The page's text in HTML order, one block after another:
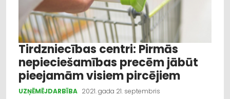
Tirdzniecības centri: Pirmās
nepieciešamības precēm jābūt
pieejamām visiem pircējiem
UZŅĒMĒJDARBĪBA 2021. gada 21. septembris